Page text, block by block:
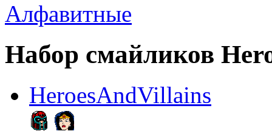
Алфавитные
Набор смайликов
HeroesAndVillains